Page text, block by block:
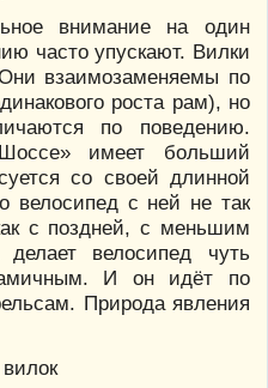
внимание на один
часто упускают. Вилки
взаимозаменяемы по
роста рам), но
по поведению.
имеет больший
со своей длинной
велосипед с ней не так
с поздней, с меньшим
велосипед чуть
И он идёт по
Природа явления